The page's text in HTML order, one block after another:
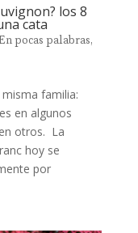
los 8
cata
En pocas palabras,
familia:
en algunos
otros. La
hoy se
por